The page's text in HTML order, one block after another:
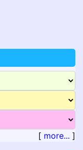
[ more... ]